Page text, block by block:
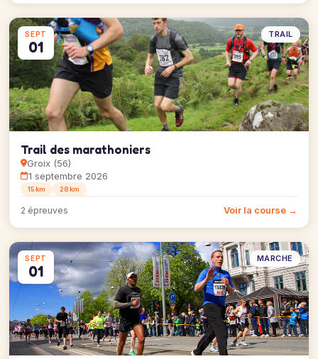
SEPT
01
TRAIL
Trail des marathoniers
Groix (56)
1 septembre 2026
15 km 28 km
2 épreuves Voir la course →
SEPT
01
MARCHE